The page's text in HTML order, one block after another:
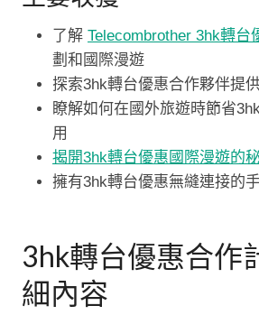
了解 Telecombrother 3hk轉台
劃和國際漫遊
探索3hk轉台優惠合作夥伴提
瞭解如何在國外旅遊時節省
用
揭開3hk轉台優惠國際漫遊的
擁有3hk轉台優惠無縫連接的
3hk轉台優惠合作
細內容